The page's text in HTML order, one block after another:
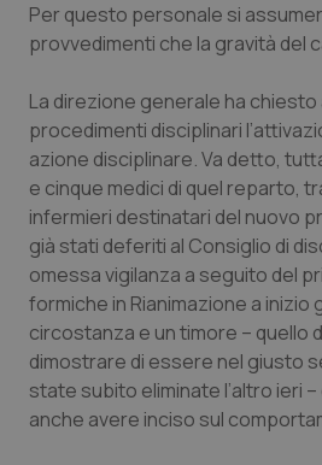
Per questo personale si
provvedimenti che la gravità del
La direzione generale ha chiesto
procedimenti disciplinari
azione disciplinare. Va detto,
e cinque medici di quel reparto,
infermieri destinatari del nuovo
già stati deferiti al Consiglio di
omessa vigilanza a seguito del
formiche in Rianimazione a inizio
circostanza e un timore – quello
dimostrare di essere nel giusto
state subito eliminate l’altro ieri
anche avere inciso sul
tracking-sites-ironfish-
tracking-sites-ironfish-
session-id